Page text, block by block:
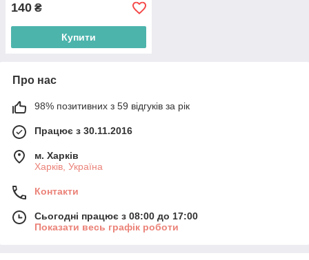
140 ₴
Купити
Про нас
98% позитивних з 59 відгуків за рік
Працює з 30.11.2016
м. Харків
Харків, Україна
Контакти
Сьогодні працює з 08:00 до 17:00
Показати весь графік роботи